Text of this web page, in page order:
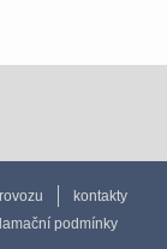
kontakty
podmínky